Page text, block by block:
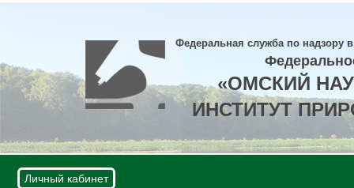
Федеральная служба по надзору
«ОМСКИЙ
ИНСТИТУТ
Личный кабинет